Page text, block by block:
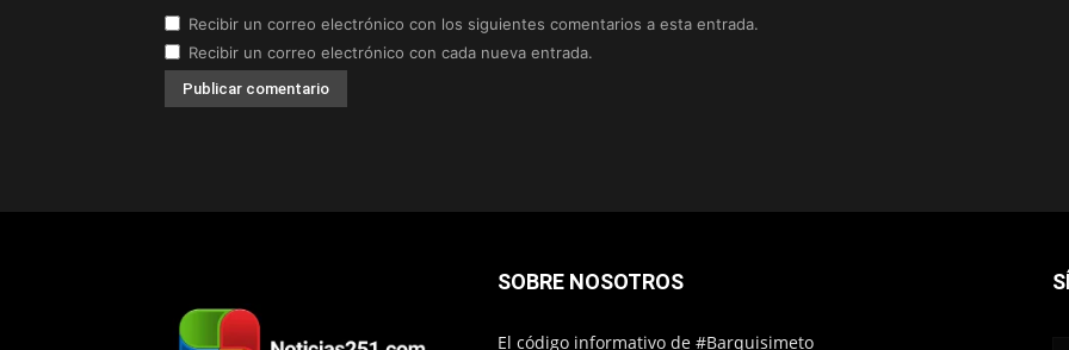
Recibir un correo electrónico con los siguientes comentarios a esta entrada.
Recibir un correo electrónico con cada nueva entrada.
SOBRE NOSOTROS
El código informativo de #Barquisimeto